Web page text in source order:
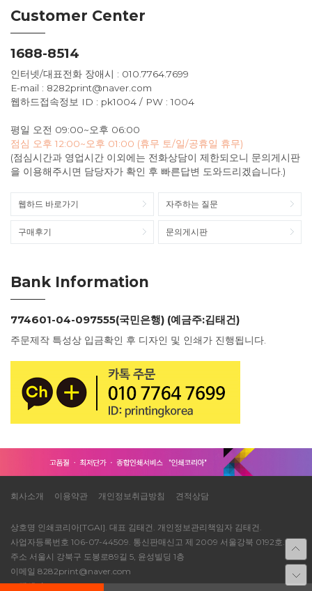
Customer Center
1688-8514
인터넷/대표전화 장애시 : 010.7764.7699
E-mail : 8282print@naver.com
웹하드접속정보 ID : pk1004 / PW : 1004
평일 오전 09:00~오후 06:00
점심 오후 12:00~오후 01:00 (휴무 토/일/공휴일 휴무)
(점심시간과 영업시간 이외에는 전화상담이 제한되오니 문의게시판
을 이용해주시면 담당자가 확인 후 빠른답변 도와드리겠습니다.)
웹하드 바로가기 자주하는 질문
구매후기 문의게시판
Bank Information
774601-04-097555(국민은행) (예금주:김태건)
주문제작 특성상 입금확인 후 디자인 및 인쇄가 진행됩니다.
회사소개 이용약관 개인정보취급방침 견적상담
상호명 인쇄코리아[TGAI]. 대표 김태건. 개인정보관리책임자 김태건.
사업자등록번호 106-07-44509. 통신판매신고 제 2009 서울강북 0192호.
주소 서울시 강북구 도봉로89길 5, 윤성빌딩 1층
이메일 8282print@naver.com
고객센터 TEL 1688-8514